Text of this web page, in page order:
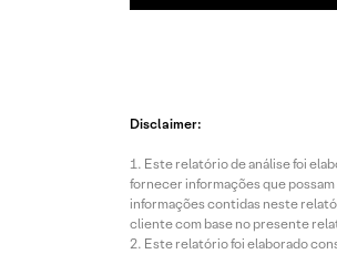
Disclaimer:
Este relatório de análise foi
fornecer informações que
informações contidas neste
cliente com base no presente
Este relatório foi elaborado